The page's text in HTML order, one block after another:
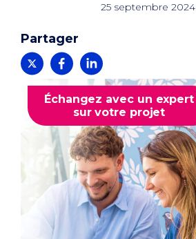
25 septembre 2024
Partager
Échangez avec un expert
sur votre projet